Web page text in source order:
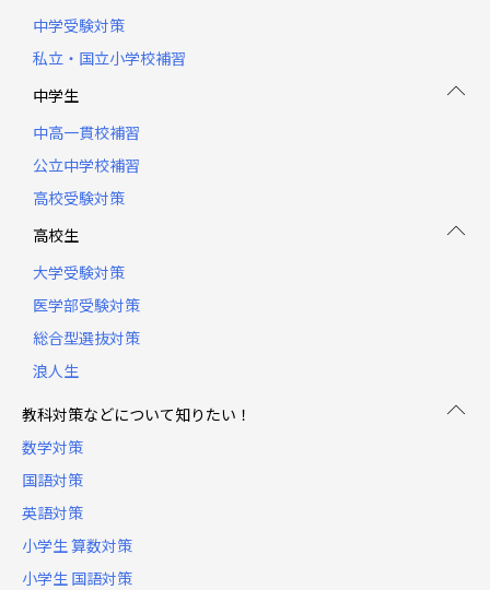
中学受験対策
私立・国立小学校補習
中学生
中高一貫校補習
公立中学校補習
高校受験対策
高校生
大学受験対策
医学部受験対策
総合型選抜対策
浪人生
教科対策などについて知りたい！
数学対策
国語対策
英語対策
小学生 算数対策
小学生 国語対策